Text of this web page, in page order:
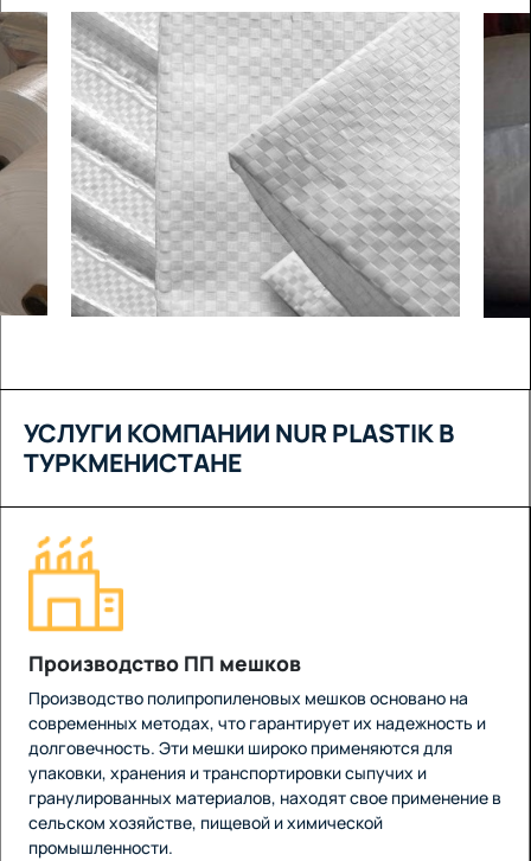
УСЛУГИ КОМПАНИИ NUR PLASTIK В
ТУРКМЕНИСТАНЕ
Производство ПП мешков
Производство полипропиленовых мешков основано на
современных методах, что гарантирует их надежность и
долговечность. Эти мешки широко применяются для
упаковки, хранения и транспортировки сыпучих и
гранулированных материалов, находят свое применение в
сельском хозяйстве, пищевой и химической
промышленности.